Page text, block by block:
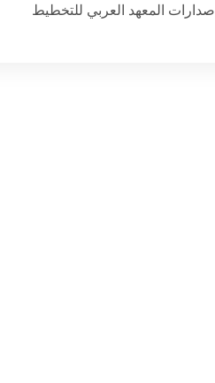
إصدارات المعهد العربي للتخطيط